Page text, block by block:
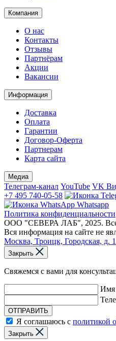
Компания
О нас
Контакты
Отзывы
Партнёрам
Акции
Вакансии
Информация
Доставка
Оплата
Гарантии
Договор-Оферта
Партнерам
Карта сайта
Медиа
Телеграм-канал YouTube VK
+7 495 740-05-58
Whatsapp
Политика конфиденциальности
ООО "СЕВЕРА ЛАБ", 2025. Все
Вся информация на сайте не
Москва, Троицк, Городская, д. 1
Закрыть
Свяжемся с вами для
Имя
ОТПРАВИТЬ
Я соглашаюсь с политикой
Закрыть